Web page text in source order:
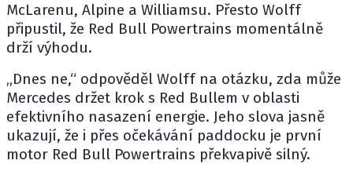
McLarenu, Alpine a Williamsu. Přesto Wolff
připustil, že Red Bull Powertrains momentálně
drží výhodu.
„Dnes ne,“ odpověděl Wolff na otázku, zda může
Mercedes držet krok s Red Bullem v oblasti
efektivního nasazení energie. Jeho slova jasně
ukazují, že i přes očekávání paddocku je první
motor Red Bull Powertrains překvapivě silný.